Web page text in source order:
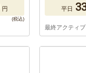
円 平日
最終アクティ